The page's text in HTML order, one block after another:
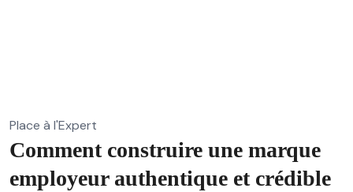
Place à l'Expert
Comment construire une marque
employeur authentique et crédible